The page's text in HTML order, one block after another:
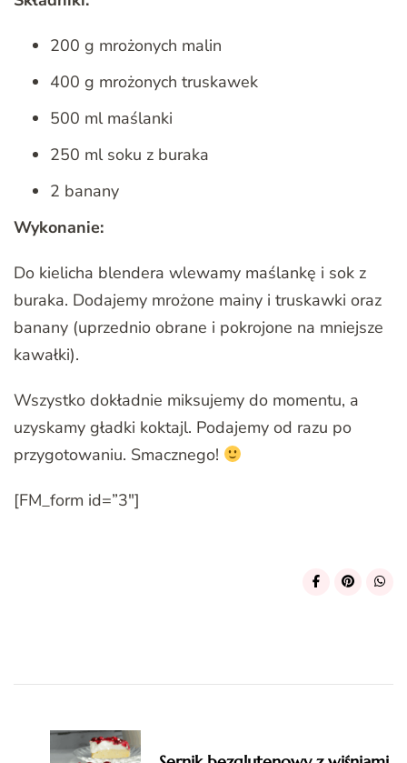
200 g mrożonych malin
400 g mrożonych truskawek
500 ml maślanki
250 ml soku z buraka
2 banany
Wykonanie:
Do kielicha blendera wlewamy maślankę i sok z
buraka. Dodajemy mrożone mainy i truskawki oraz
banany (uprzednio obrane i pokrojone na mniejsze
kawałki).
Wszystko dokładnie miksujemy do momentu, a
uzyskamy gładki koktajl. Podajemy od razu po
przygotowaniu. Smacznego!
[FM_form id=”3″]
Navigation